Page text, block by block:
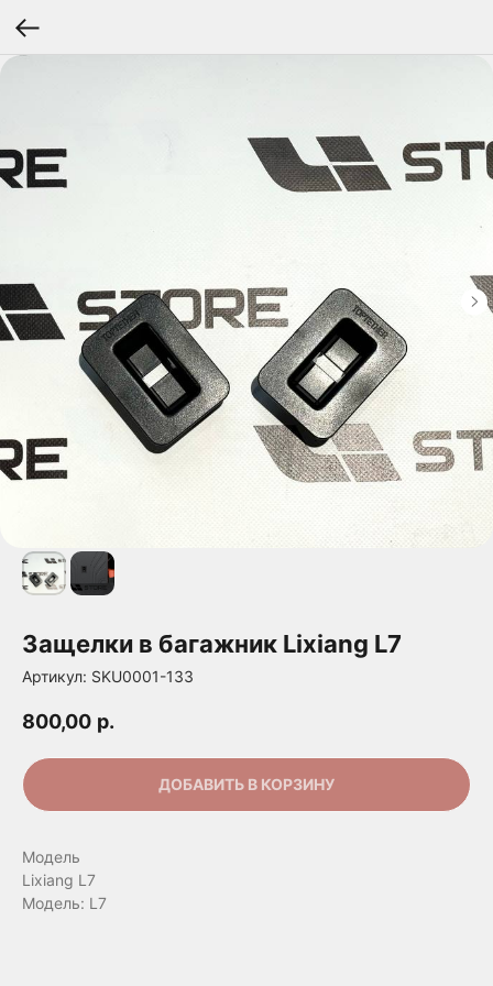
Защелки в багажник Lixiang L7
Артикул: SKU0001-133
800,00 р.
ДОБАВИТЬ В КОРЗИНУ
Модель
Lixiang L7
Модель: L7